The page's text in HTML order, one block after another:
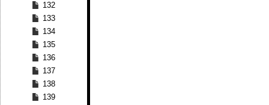
132
133
134
135
136
137
138
139